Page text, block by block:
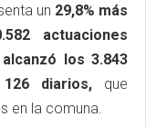
un 29,8% más
actuaciones
alcanzó los 3.843
126 diarios,que
en la comuna.